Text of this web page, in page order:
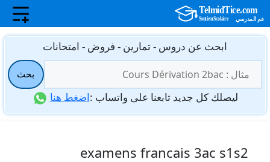
انتقل
المحتوى
ابحث عن دروس - تمارين - فروض - امتحانات
عن:
بحث
ليصلك كل جديد تابعنا على واتساب :اضغط هنا
examens francais 3ac s1s2